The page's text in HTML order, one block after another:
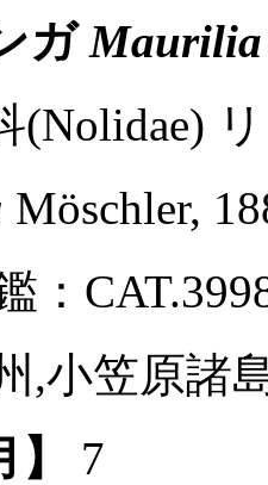
ガMaurilia
Möschler,
：
,小笠原諸
7